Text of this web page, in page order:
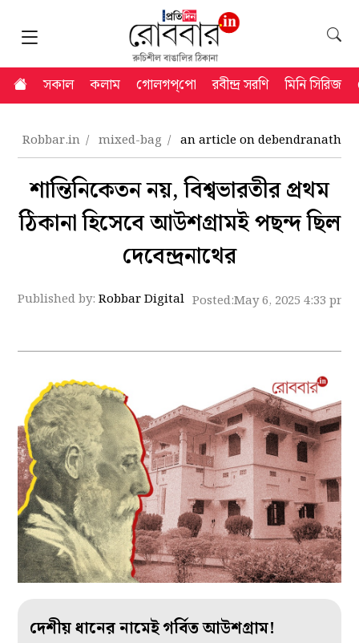
সকাল কলাম গোলগপ্‌পো রবীন্দ্র সরণি মিনি সিরিজ
Robbar.in mixed-bag an article on debendranath
শান্তিনিকেতন নয়, বিশ্বভারতীর প্রথম
ঠিকানা হিসেবে আউশগ্রামই পছন্দ ছিল
দেবেন্দ্রনাথের
Published by:Robbar Digital Posted:May 6, 2025 4:33 pm
দেশীয় ধানের নামেই গর্বিত আউশগ্রাম!